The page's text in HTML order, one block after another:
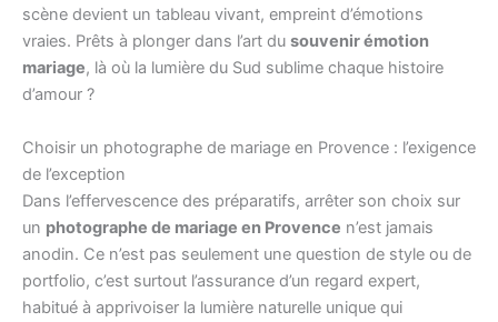
scène devient un tableau vivant, empreint d’émotions
vraies. Prêts à plonger dans l’art du souvenir émotion
mariage, là où la lumière du Sud sublime chaque histoire
d’amour ?
Choisir un photographe de mariage en Provence : l’exigence
de l’exception
Dans l’effervescence des préparatifs, arrêter son choix sur
un photographe de mariage en Provence n’est jamais
anodin. Ce n’est pas seulement une question de style ou de
portfolio, c’est surtout l’assurance d’un regard expert,
habitué à apprivoiser la lumière naturelle unique qui